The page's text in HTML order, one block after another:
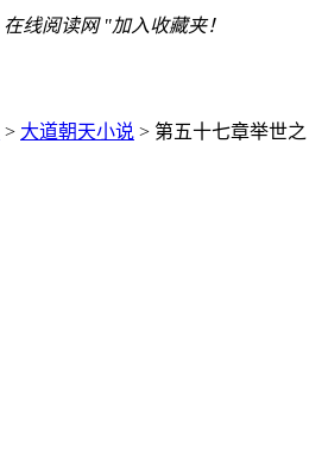
线阅读网 "加入收藏夹！
> 大道朝天小说 > 第五十七章举世之